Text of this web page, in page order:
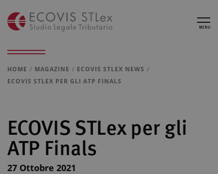
MENU
HOME MAGAZINE
ECOVIS STLEX NEWS
ECOVIS STLEX PER GLI ATP FINALS
ECOVIS STLex per gli
ATP Finals
27 Ottobre 2021